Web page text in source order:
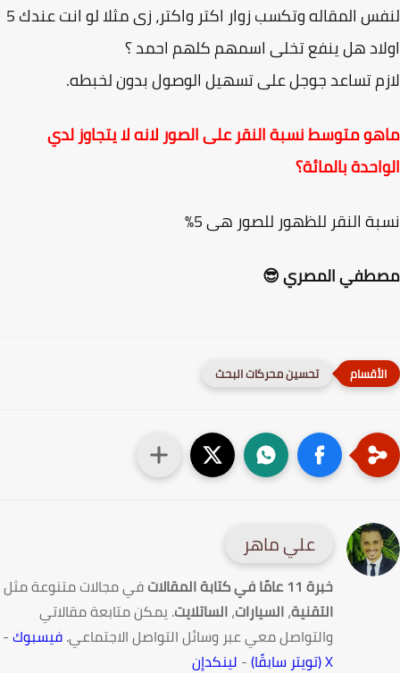
لنفس المقاله وتكسب زوار اكتر واكتر، زى مثلا لو انت عندك 5
هل ينفع تخلى اسمهم كلهم احمد ؟
تساعد جوجل على تسهيل الوصول بدون لخبطه.
متوسط نسبة النقر على الصور لانه لا يتجاوز لدي
بالمائة؟
النقر للظهور للصور هى 5%
المصري 😎
تحسين محركات البحث
علي ماهر
خبرة 11 عامًا في كتابة المقالات
في مجالات متنوعة مثل
التقنية،السيارات،الساتلايت. يمكن متابعة مقالاتي
والتواصل معي عبر وسائل التواصل الاجتماعي.فيسبوك-
-لينكدإن